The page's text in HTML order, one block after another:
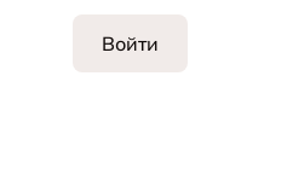
Войти